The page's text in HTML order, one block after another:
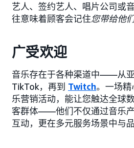
艺人、签约艺人、唱片公司或
往意味着顾客会记住您带给他
广受欢迎
音乐存在于各种渠道中——从亚
TikTok，再到 Twitch。一场精
乐营销活动，能让您触达全球
客群体——他们不仅通过音乐
互动，更在多元服务场景中与